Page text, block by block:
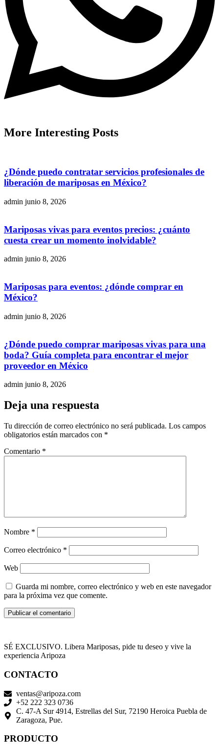
More Interesting Posts
¿Dónde puedo contratar servicios profesionales de
liberación de mariposas en México?
admin junio 8, 2026
Mariposas vivas para eventos precios: ¿cuánto
cuesta crear un momento inolvidable?
admin junio 8, 2026
Mariposas para eventos: ¿dónde comprar en
México?
admin junio 8, 2026
¿Dónde puedo comprar mariposas vivas para una
boda? Guía completa para encontrar el mejor
proveedor en México
admin junio 8, 2026
Deja una respuesta
Tu dirección de correo electrónico no será publicada. Los campos
obligatorios están marcados con *
Comentario *
Nombre *
Correo electrónico *
Web
Guarda mi nombre, correo electrónico y web en este navegador
para la próxima vez que comente.
SÉ EXCLUSIVO. Libera Mariposas, pide tu deseo y vive la
experiencia Aripoza
CONTACTO
ventas@aripoza.com
+52 222 323 0736
C. 47-A Sur 4914, Estrellas del Sur, 72190 Heroica Puebla de
Zaragoza, Pue.
PRODUCTO